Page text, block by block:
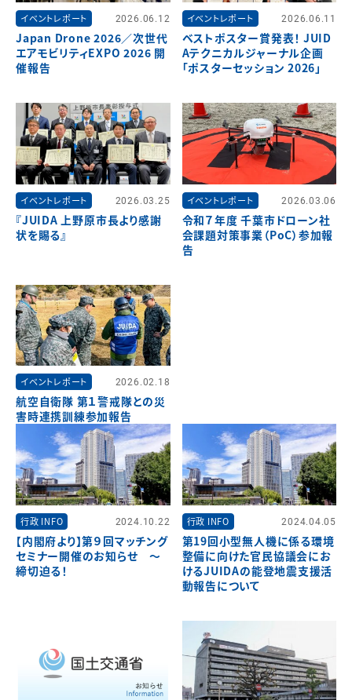
イベントレポート 2026.06.12
Japan Drone 2026／次世代
エアモビリティEXPO 2026 開
催報告
イベントレポート 2026.06.11
ベストポスター賞発表！ JUID
Aテクニカルジャーナル企画
「ポスターセッション 2026」
イベントレポート 2026.03.25
『JUIDA 上野原市長より感謝
状を賜る』
イベントレポート 2026.03.06
令和７年度 千葉市ドローン社
会課題対策事業（PoC）参加報
告
イベントレポート 2026.02.18
航空自衛隊 第１警戒隊との災
害時連携訓練参加報告
行政 INFO 2024.10.22
【内閣府より】第９回マッチング
セミナー開催のお知らせ ～
締切迫る！
行政 INFO 2024.04.05
第19回小型無人機に係る環境
整備に向けた官民協議会にお
けるJUIDAの能登地震支援活
動報告について